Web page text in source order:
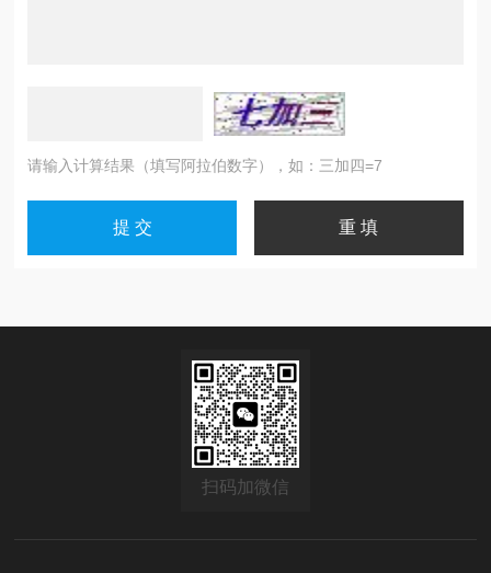
请输入计算结果（填写阿拉伯数字），如：三加四=7
扫码加微信